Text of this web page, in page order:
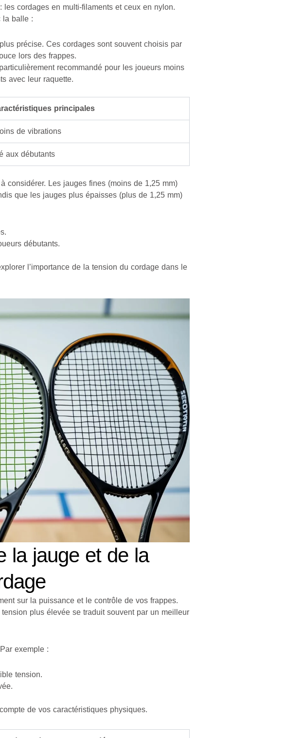
cordages en multi-filaments et ceux en nylon.
la balle :
précise. Ces cordages sont souvent choisis par
lors des frappes.
recommandé pour les joueurs moins
avec leur raquette.
principales
de vibrations
aux débutants
considérer. Les jauges fines (moins de 1,25 mm)
que les jauges plus épaisses (plus de 1,25 mm)
débutants.
l’importance de la tension du cordage dans le
la jauge et de la
sur la puissance et le contrôle de vos frappes.
plus élevée se traduit souvent par un meilleur
exemple :
tension.
de vos caractéristiques physiques.